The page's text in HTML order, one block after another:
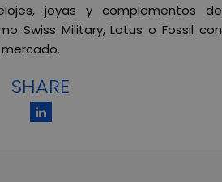
joyas y complementos de
Swiss Military, Lotus o Fossil con
SHARE